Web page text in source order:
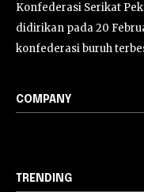
Konfederasi Serikat
didirikan pada 20
konfederasi buruh
COMPANY
TRENDING